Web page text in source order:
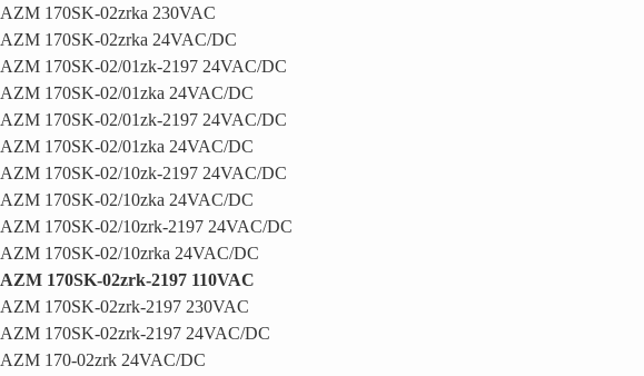
AZM 170SK-02zrka 230VAC
AZM 170SK-02zrka 24VAC/DC
AZM 170SK-02/01zk-2197 24VAC/DC
AZM 170SK-02/01zka 24VAC/DC
AZM 170SK-02/01zk-2197 24VAC/DC
AZM 170SK-02/01zka 24VAC/DC
AZM 170SK-02/10zk-2197 24VAC/DC
AZM 170SK-02/10zka 24VAC/DC
AZM 170SK-02/10zrk-2197 24VAC/DC
AZM 170SK-02/10zrka 24VAC/DC
AZM 170SK-02zrk-2197 110VAC
AZM 170SK-02zrk-2197 230VAC
AZM 170SK-02zrk-2197 24VAC/DC
AZM 170-02zrk 24VAC/DC